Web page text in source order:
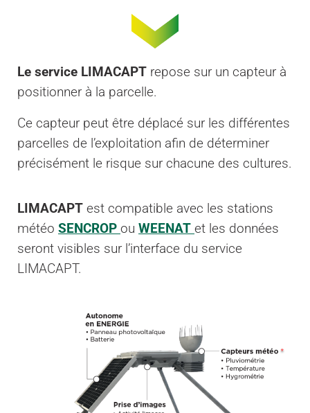
Le service LIMACAPT repose sur un capteur à
positionner à la parcelle.
Ce capteur peut être déplacé sur les différentes
parcelles de l’exploitation afin de déterminer
précisément le risque sur chacune des cultures.
LIMACAPT est compatible avec les stations
météo SENCROP ou WEENAT et les données
seront visibles sur l’interface du service
LIMACAPT.